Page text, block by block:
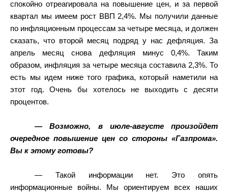
спокойно отреагировала на повышение цен, и за первой
квартал мы имеем рост ВВП 2,4%. Мы получили данные
по инфляционным процессам за четыре месяца, и должен
сказать, что второй месяц подряд у нас дефляция. За
апрель месяц снова дефляция минус 0,4%. Таким
образом, инфляция за четыре месяца составила 2,3%. То
есть мы идем ниже того графика, который наметили на
этот год. Очень бы хотелось не выходить с десяти
процентов.
— Возможно, в июле-августе произойдет
очередное повышение цен со стороны «Газпрома».
Вы к этому готовы?
— Такой информации нет. Это опять
информационные войны. Мы ориентируем всех наших